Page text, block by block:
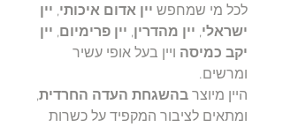
לכל מי שמחפש יין אדום איכותי, יין
ישראלי, יין מהדרין, יין פרימיום, יין
יקב כמיסה ויין בעל אופי עשיר
ומרשים.
היין מיוצר בהשגחת העדה החרדית,
ומתאים לציבור המקפיד על כשרות